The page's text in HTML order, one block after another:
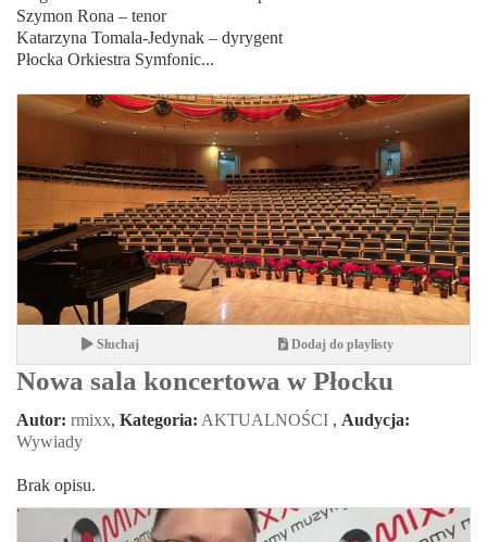
Szymon Rona – tenor
Katarzyna Tomala-Jedynak – dyrygent
Płocka Orkiestra Symfonic...
Słuchaj Dodaj do playlisty
Nowa sala koncertowa w Płocku
Autor: rmixx, Kategoria: AKTUALNOŚCI , Audycja:
Wywiady
Brak opisu.